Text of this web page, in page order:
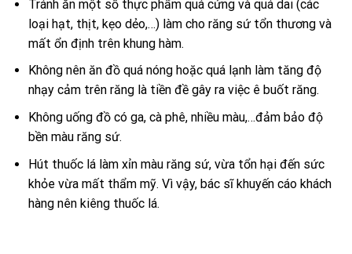
Tránh ăn một số thực phẩm quá cứng và quá dai (các
loại hạt, thịt, kẹo dẻo,…) làm cho răng sứ tổn thương và
mất ổn định trên khung hàm.
Không nên ăn đồ quá nóng hoặc quá lạnh làm tăng độ
nhạy cảm trên răng là tiền đề gây ra việc ê buốt răng.
Không uống đồ có ga, cà phê, nhiều màu,…đảm bảo độ
bền màu răng sứ.
Hút thuốc lá làm xỉn màu răng sứ, vừa tổn hại đến sức
khỏe vừa mất thẩm mỹ. Vì vậy, bác sĩ khuyến cáo khách
hàng nên kiêng thuốc lá.